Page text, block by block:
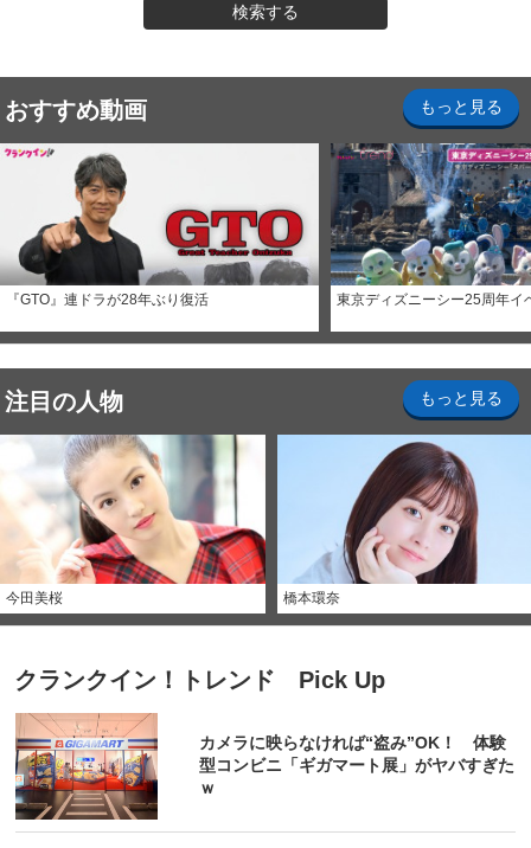
検索する
おすすめ動画 もっと見る
『GTO』連ドラが28年ぶり復活 東京ディズニーシー25周年イ
注目の人物 もっと見る
今田美桜 橋本環奈
クランクイン！トレンド Pick Up
カメラに映らなければ“盗み”OK！ 体験
型コンビニ「ギガマート展」がヤバすぎた
ｗ